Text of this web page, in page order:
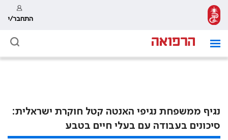
התחבר/י
נגיף ממשפחת נגיפי האנטה קטל חוקרת ישראלית:
סיכונים בעבודה עם בעלי חיים בטבע